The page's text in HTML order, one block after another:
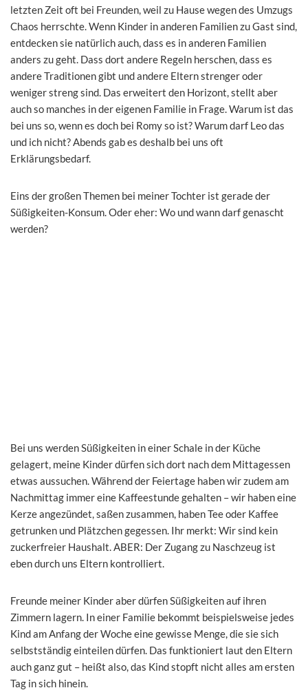
letzten Zeit oft bei Freunden, weil zu Hause wegen des Umzugs
Chaos herrschte. Wenn Kinder in anderen Familien zu Gast sind,
entdecken sie natürlich auch, dass es in anderen Familien
anders zu geht. Dass dort andere Regeln herschen, dass es
andere Traditionen gibt und andere Eltern strenger oder
weniger streng sind. Das erweitert den Horizont, stellt aber
auch so manches in der eigenen Familie in Frage. Warum ist das
bei uns so, wenn es doch bei Romy so ist? Warum darf Leo das
und ich nicht? Abends gab es deshalb bei uns oft
Erklärungsbedarf.
Eins der großen Themen bei meiner Tochter ist gerade der
Süßigkeiten-Konsum. Oder eher: Wo und wann darf genascht
werden?
Bei uns werden Süßigkeiten in einer Schale in der Küche
gelagert, meine Kinder dürfen sich dort nach dem Mittagessen
etwas aussuchen. Während der Feiertage haben wir zudem am
Nachmittag immer eine Kaffeestunde gehalten – wir haben eine
Kerze angezündet, saßen zusammen, haben Tee oder Kaffee
getrunken und Plätzchen gegessen. Ihr merkt: Wir sind kein
zuckerfreier Haushalt. ABER: Der Zugang zu Naschzeug ist
eben durch uns Eltern kontrolliert.
Freunde meiner Kinder aber dürfen Süßigkeiten auf ihren
Zimmern lagern. In einer Familie bekommt beispielsweise jedes
Kind am Anfang der Woche eine gewisse Menge, die sie sich
selbstständig einteilen dürfen. Das funktioniert laut den Eltern
auch ganz gut – heißt also, das Kind stopft nicht alles am ersten
Tag in sich hinein.